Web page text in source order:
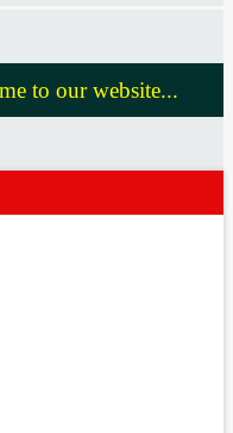
our website...